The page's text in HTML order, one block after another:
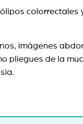
colorrectales
imágenes
pliegues de la